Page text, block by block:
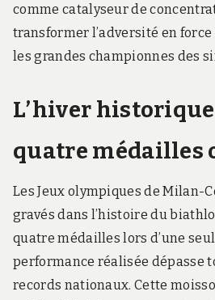
comme catalyseur de
transformer l’adversité en
les grandes championnes des
L’hiver historique
quatre médailles
Les Jeux olympiques de Milan-
gravés dans l’histoire du
quatre médailles lors d’une
performance réalisée dépasse
records nationaux. Cette